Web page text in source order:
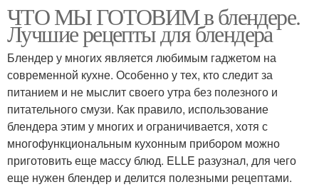
ЧТО МЫ ГОТОВИМ в блендере.
Лучшие рецепты для блендера
Блендер у многих является любимым гаджетом на
современной кухне. Особенно у тех, кто следит за
питанием и не мыслит своего утра без полезного и
питательного смузи. Как правило, использование
блендера этим у многих и ограничивается, хотя с
многофункциональным кухонным прибором можно
приготовить еще массу блюд. ELLE разузнал, для чего
еще нужен блендер и делится полезными рецептами.